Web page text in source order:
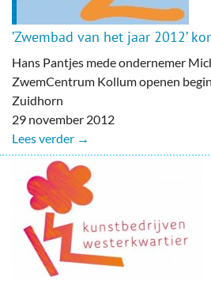
Prikbord & Aanbiedingen
Plaats bericht
’Zwembad van het jaar 2012’
Hans Pantjes mede ondernemer
ZwemCentrum Kollum openen
Zuidhorn
29 november 2012
Lees verder →